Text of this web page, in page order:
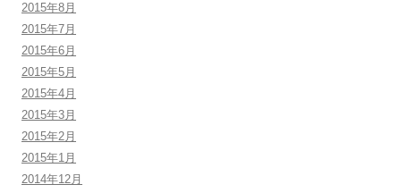
2015年8月
2015年7月
2015年6月
2015年5月
2015年4月
2015年3月
2015年2月
2015年1月
2014年12月